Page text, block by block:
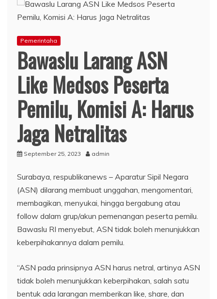
Pemerintaha
Bawaslu Larang ASN
Like Medsos Peserta
Pemilu, Komisi A: Harus
Jaga Netralitas
September 25, 2023 admin
Surabaya, respublikanews – Aparatur Sipil Negara
(ASN) dilarang membuat unggahan, mengomentari,
membagikan, menyukai, hingga bergabung atau
follow dalam grup/akun pemenangan peserta pemilu.
Bawaslu RI menyebut, ASN tidak boleh menunjukkan
keberpihakannya dalam pemilu.
“ASN pada prinsipnya ASN harus netral, artinya ASN
tidak boleh menunjukkan keberpihakan, salah satu
bentuk ada larangan memberikan like, share, dan